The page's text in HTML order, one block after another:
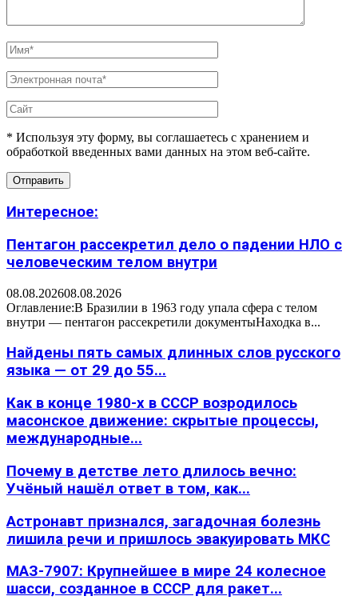
* Используя эту форму, вы соглашаетесь с хранением и
обработкой введенных вами данных на этом веб-сайте.
Интересное:
Пентагон рассекретил дело о падении НЛО с
человеческим телом внутри
08.08.202608.08.2026
Оглавление:В Бразилии в 1963 году упала сфера с телом
внутри — пентагон рассекретили документыНаходка в...
Найдены пять самых длинных слов русского
языка — от 29 до 55...
Как в конце 1980-х в СССР возродилось
масонское движение: скрытые процессы,
международные...
Почему в детстве лето длилось вечно:
Учёный нашёл ответ в том, как...
Астронавт признался, загадочная болезнь
лишила речи и пришлось эвакуировать МКС
МАЗ-7907: Крупнейшее в мире 24 колесное
шасси, созданное в СССР для ракет...